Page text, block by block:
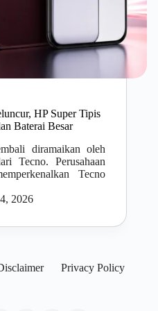
HP Super Tipis
Baterai Besar
diramaikan oleh
Tecno. Perusahaan
Tecno
2026
Privacy Policy